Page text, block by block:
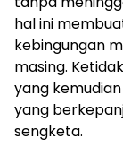
hal ini
kebingungan
masing.
yang
yang
sengketa.